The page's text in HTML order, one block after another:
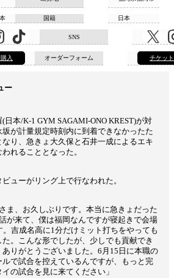
国籍 日本
SNS
オーダーフォーム
入 チケッ
ー
日本/K-1 GYM SAGAMI-ONO KREST)が対
が計量規定時刻内に到着できなかったた
り、急きょ大久保と石井一成によるエキ
れることとなった。
ューがリング上で行なわれた。
ま、お久しぶりです。本当に急きょだった
が来て、僕は福岡なんですが寝起きで会場
吉成名高に1分だけミット打ちをやっても
。こんな形でしたが、少しでも貢献でき
りがとうございました。6月15日に本職の
で試合を控えているんですが、もっと完
の試合を見に来てください」